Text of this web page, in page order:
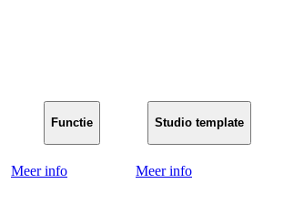
Functie Studio template
Meer info Meer info